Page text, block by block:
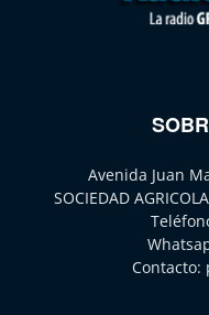
Avenida Juan
SOCIEDAD
Contacto: